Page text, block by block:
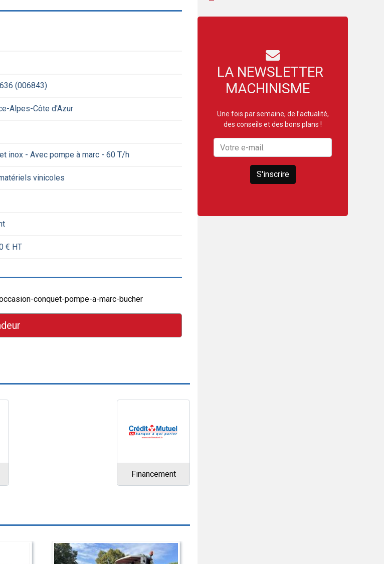
(006843)
Alpes-Côte d'Azur
inox - Avec pompe à marc - 60 T/h
vinicoles
€ HT
conquet-pompe-a-marc-bucher
Financement
LA NEWSLETTER
MACHINISME
Une fois par semaine, de l’actualité,
des conseils et des bons plans !
S'inscrire